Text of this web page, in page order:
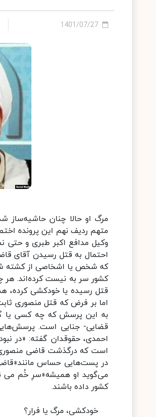
1401/07/27
مرگ او حالا چنان حاشیه‌ساز
وکیل مدافع اکبر طبری و حتی
احتمال به قتل رسیدن آقای
که شخص یا اشخاصی از کشته
کشور سر به نیست کرده‌اند. هر
قتل رسیده یا خودکشی کرده،
اما بر فرض که قتل منصوری
به این پرسش که چه کسی یا
قضایی- جنایی است.
احمدی، حقوقدان گفته: «در
است که درگذشت قاضی منصوری
در پست‌هایی حساس مانند«قاضی
می‌گوید او همیشه«سرِ خُم می
کشور داده باشند.
خودکشی، مرگ یا فرار؟